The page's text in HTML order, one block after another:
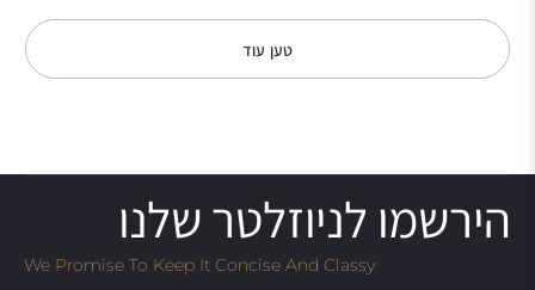
טען עוד
הירשמו לניוזלטר שלנו
We Promise To Keep It Concise And Classy